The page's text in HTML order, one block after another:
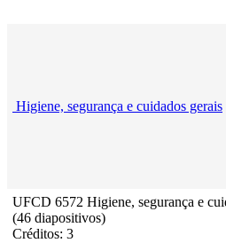
Higiene, segurança e cuidados gerais
UFCD 6572 Higiene, segurança e
(46 diapositivos)
Créditos: 3